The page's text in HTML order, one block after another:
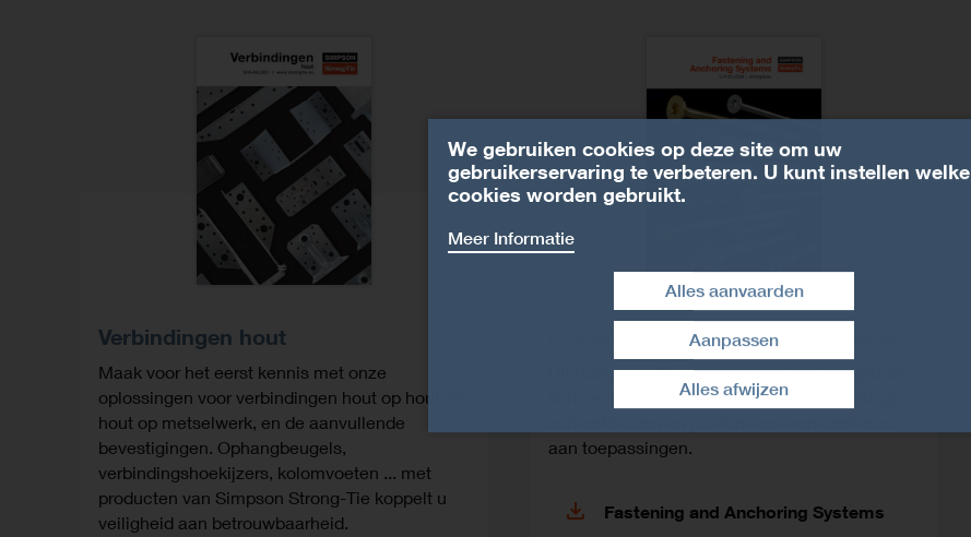
Verbindingen hout
Maak voor het eerst kennis met onze
oplossingen voor verbindingen hout op hout en
hout op metselwerk, en de aanvullende
bevestigingen. Ophangbeugels,
verbindingshoekijzers, kolomvoeten ... met
producten van Simpson Strong-Tie koppelt u
veiligheid aan betrouwbaarheid.
Fastening and Anchoring Systems
Dit hoogwaardige assortiment biedt nagels en
schroeven met een breed scala aan coatings,
aan toepassingen.
Fastening and Anchoring Systems
We gebruiken cookies op deze site om uw
gebruikerservaring te verbeteren. U kunt instellen welke
cookies worden gebruikt.
Meer Informatie
Alles afwijzen
Alles aanvaarden
Toestemming intrekken
Aanpassen